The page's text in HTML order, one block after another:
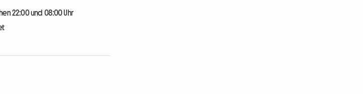
22:00 und 08:00 Uhr